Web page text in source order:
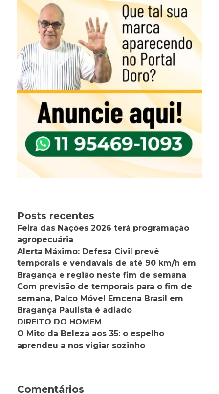
Posts recentes
Feira das Nações 2026 terá programação
agropecuária
Alerta Máximo: Defesa Civil prevê
temporais e vendavais de até 90 km/h em
Bragança e região neste fim de semana
Com previsão de temporais para o fim de
semana, Palco Móvel Emcena Brasil em
Bragança Paulista é adiado
DIREITO DO HOMEM
O Mito da Beleza aos 35: o espelho
aprendeu a nos vigiar sozinho
Comentários